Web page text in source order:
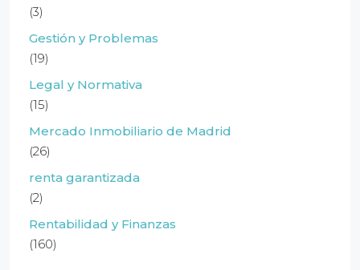
(3)
Gestión y Problemas
(19)
Legal y Normativa
(15)
Mercado Inmobiliario de Madrid
(26)
renta garantizada
(2)
Rentabilidad y Finanzas
(160)